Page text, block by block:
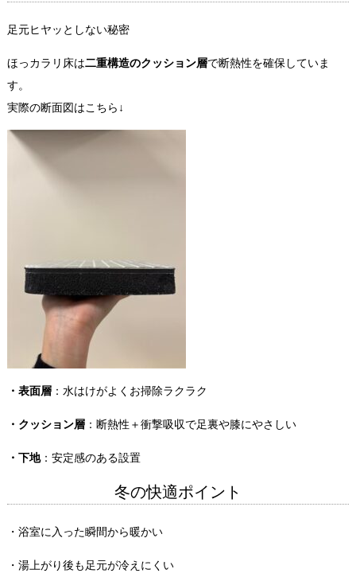
足元ヒヤッとしない秘密
ほっカラリ床は二重構造のクッション層で断熱性を確保していま
す。
実際の断面図はこちら↓
・表面層：水はけがよくお掃除ラクラク
・クッション層：断熱性＋衝撃吸収で足裏や膝にやさしい
・下地：安定感のある設置
冬の快適ポイント
・浴室に入った瞬間から暖かい
・湯上がり後も足元が冷えにくい